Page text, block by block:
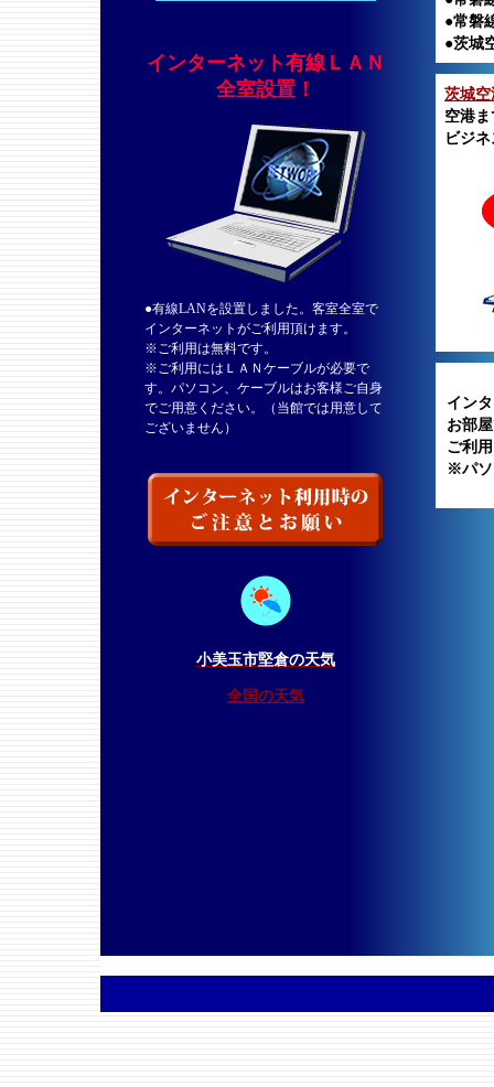
インターネット有線ＬＡＮ
全室設置！
●有線LANを設置しました。客室全室で
インターネットがご利用頂けます。
※ご利用は無料です。
※ご利用にはＬＡＮケーブルが必要で
す。パソコン、ケーブルはお客様ご自身
でご用意ください。（当館では用意して
ございません）
小美玉市堅倉の天気
全国の天気
●常磐
●茨城
茨城空
空港
ビジ
イン
お部
ご利
※パソ